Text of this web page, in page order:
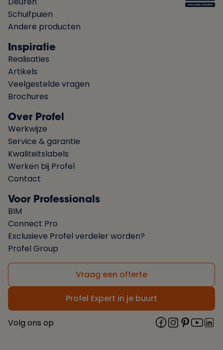
Schuifpuien
Andere producten
Inspiratie
Realisaties
Artikels
Veelgestelde vragen
Brochures
Over Profel
Werkwijze
Service & garantie
Kwaliteitslabels
Werken bij Profel
Contact
Voor Professionals
BIM
Connect Pro
Exclusieve Profel verdeler worden?
Profel Group
Vraag een offerte
Profel Expert in je buurt
Volg ons op